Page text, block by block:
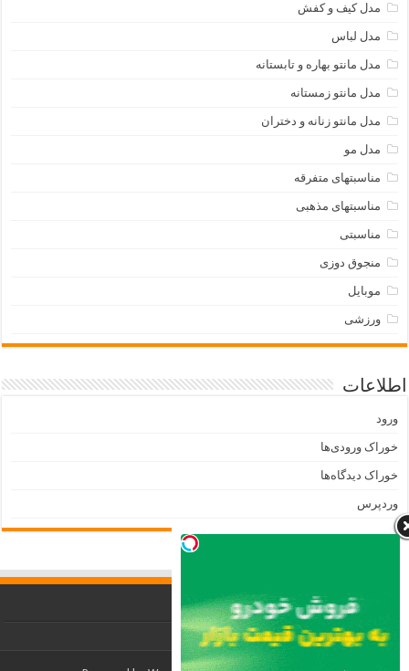
مدل کیف و کفش
مدل لباس
مدل مانتو بهاره و تابستانه
مدل مانتو زمستانه
مدل مانتو زنانه و دختران
مدل مو
مناسبتهای متفرقه
مناسبتهای مذهبی
مناسبتی
منجوق دوزی
موبایل
ورزشی
اطلاعات
ورود
خوراک ورودی‌ها
خوراک دیدگاه‌ها
وردپرس